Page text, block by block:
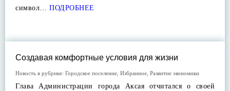
символ… ПОДРОБНЕЕ
Создавая комфортные условия для жизни
Новость в рубрике: Городское поселение Избранное Развитие экономики
Глава Администрации города Аксая отчитался о своей